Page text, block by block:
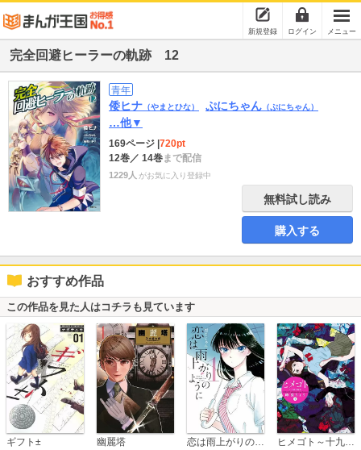
新規登録 ログイン メニュー
完全回避ヒーラーの軌跡 12
青年
倭ヒナ （やまとひな） ぷにちゃん （ぷにちゃん）
…他▼
169ページ 720pt
12巻／ 14巻まで配信
1229人 がお気に入り登録中
無料試し読み
購入する
おすすめ作品
この作品を見た人はコチラも見ています
ギフト± 幽麗塔 恋は雨上がりのように ヒメゴト～十九歳の制服～